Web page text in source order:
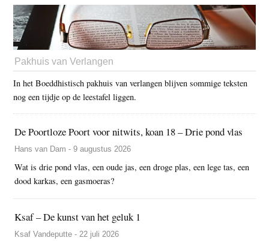
Pakhuis van Verlangen
In het Boeddhistisch pakhuis van verlangen blijven sommige teksten
nog een tijdje op de leestafel liggen.
De Poortloze Poort voor nitwits, koan 18 – Drie pond vlas
Hans van Dam - 9 augustus 2026
Wat is drie pond vlas, een oude jas, een droge plas, een lege tas, een
dood karkas, een gasmoeras?
Ksaf – De kunst van het geluk 1
Ksaf Vandeputte - 22 juli 2026